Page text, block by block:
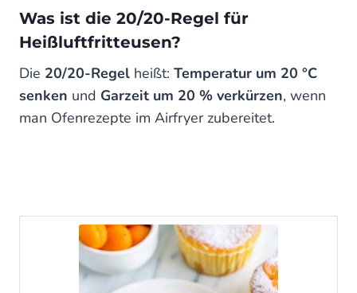
Was ist die 20/20-Regel für
Heißluftfritteusen?
Die 20/20-Regel heißt: Temperatur um 20 °C
senken und Garzeit um 20 % verkürzen, wenn
man Ofenrezepte im Airfryer zubereitet.